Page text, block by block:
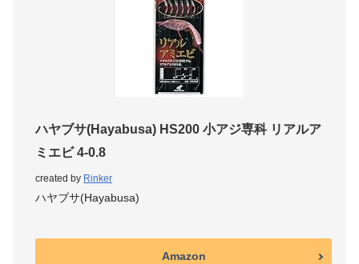
ハヤブサ(Hayabusa) HS200 小アジ専科 リアルア
ミエビ 4-0.8
created by Rinker
ハヤブサ(Hayabusa)
Amazon